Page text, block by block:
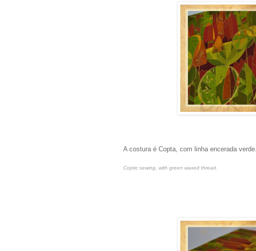
A costura é Copta, com linha encerada verde.
Coptic sewing, with green waxed thread.